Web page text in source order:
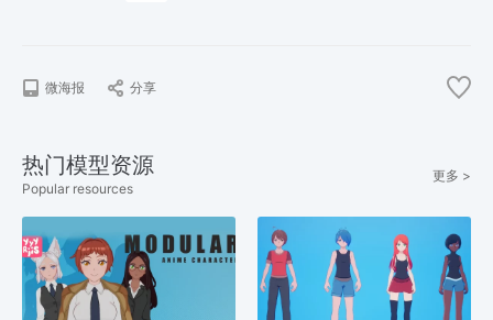
微海报 分享
热门模型资源
Popular resources
更多 >